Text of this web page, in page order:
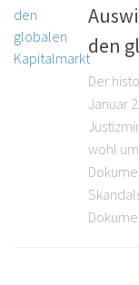
den
Der
Januar
wohl